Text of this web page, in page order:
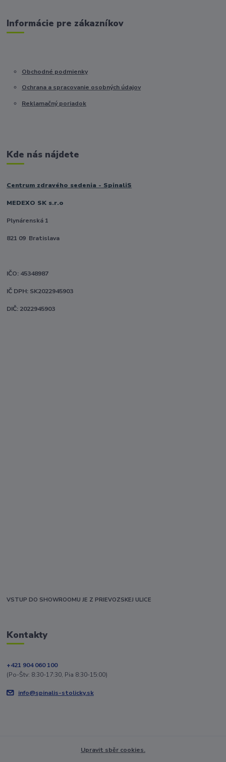
Informácie pre zákazníkov
Obchodné podmienky
Ochrana a spracovanie osobných údajov
Reklamačný poriadok
Kde nás nájdete
Centrum zdravého sedenia - SpinaliS
MEDEXO SK s.r.o
Plynárenská 1
821 09 Bratislava
IČO: 45348987
IČ DPH: SK2022945903
DIČ: 2022945903
VSTUP DO SHOWROOMU JE Z PRIEVOZSKEJ ULICE
Kontakty
+421 904 060 100
(Po-Štv: 8:30-17:30, Pia 8:30-15:00)
info@spinalis-stolicky.sk
Upravit sběr cookies.